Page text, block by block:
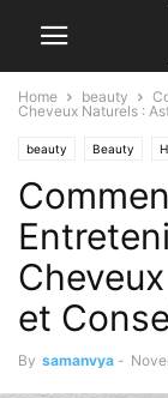
Home beauty
Cheveux Naturels :
beauty Beauty
et
By samanvya -